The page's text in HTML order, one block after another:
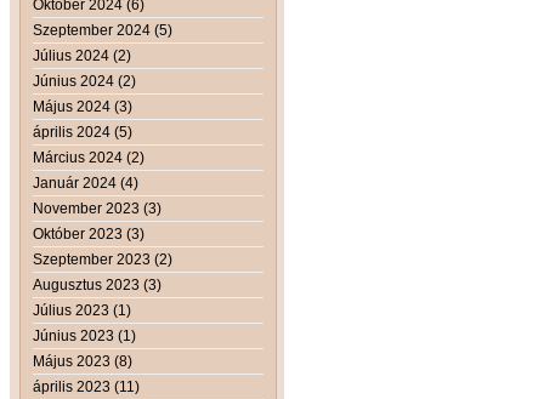
Október 2024 (6)
Szeptember 2024 (5)
Július 2024 (2)
Június 2024 (2)
Május 2024 (3)
április 2024 (5)
Március 2024 (2)
Január 2024 (4)
November 2023 (3)
Október 2023 (3)
Szeptember 2023 (2)
Augusztus 2023 (3)
Július 2023 (1)
Június 2023 (1)
Május 2023 (8)
április 2023 (11)